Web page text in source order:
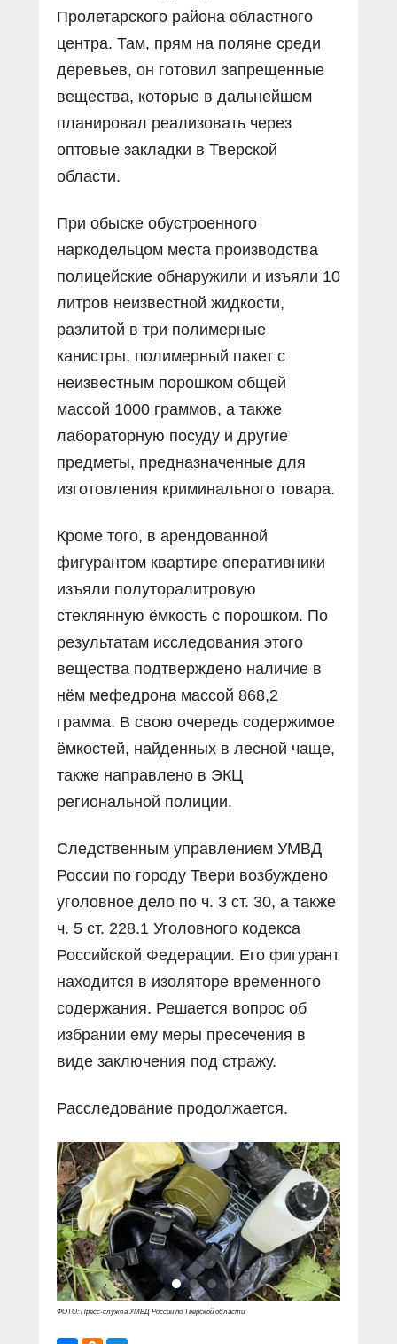
Пролетарского района областного
центра. Там, прям на поляне среди
деревьев, он готовил запрещенные
вещества, которые в дальнейшем
планировал реализовать через
оптовые закладки в Тверской
области.
При обыске обустроенного
наркодельцом места производства
полицейские обнаружили и изъяли 10
литров неизвестной жидкости,
разлитой в три полимерные
канистры, полимерный пакет с
неизвестным порошком общей
массой 1000 граммов, а также
лабораторную посуду и другие
предметы, предназначенные для
изготовления криминального товара.
Кроме того, в арендованной
фигурантом квартире оперативники
изъяли полуторалитровую
стеклянную ёмкость с порошком. По
результатам исследования этого
вещества подтверждено наличие в
нём мефедрона массой 868,2
грамма. В свою очередь содержимое
ёмкостей, найденных в лесной чаще,
также направлено в ЭКЦ
региональной полиции.
Следственным управлением УМВД
России по городу Твери возбуждено
уголовное дело по ч. 3 ст. 30, а также
ч. 5 ст. 228.1 Уголовного кодекса
Российской Федерации. Его фигурант
находится в изоляторе временного
содержания. Решается вопрос об
избрании ему меры пресечения в
виде заключения под стражу.
Расследование продолжается.
ФОТО: Пресс-служба УМВД России по Тверской области